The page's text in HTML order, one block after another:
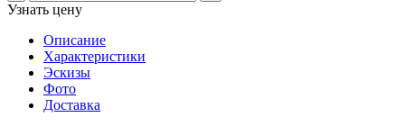
Узнать цену
Описание
Характеристики
Эскизы
Фото
Доставка